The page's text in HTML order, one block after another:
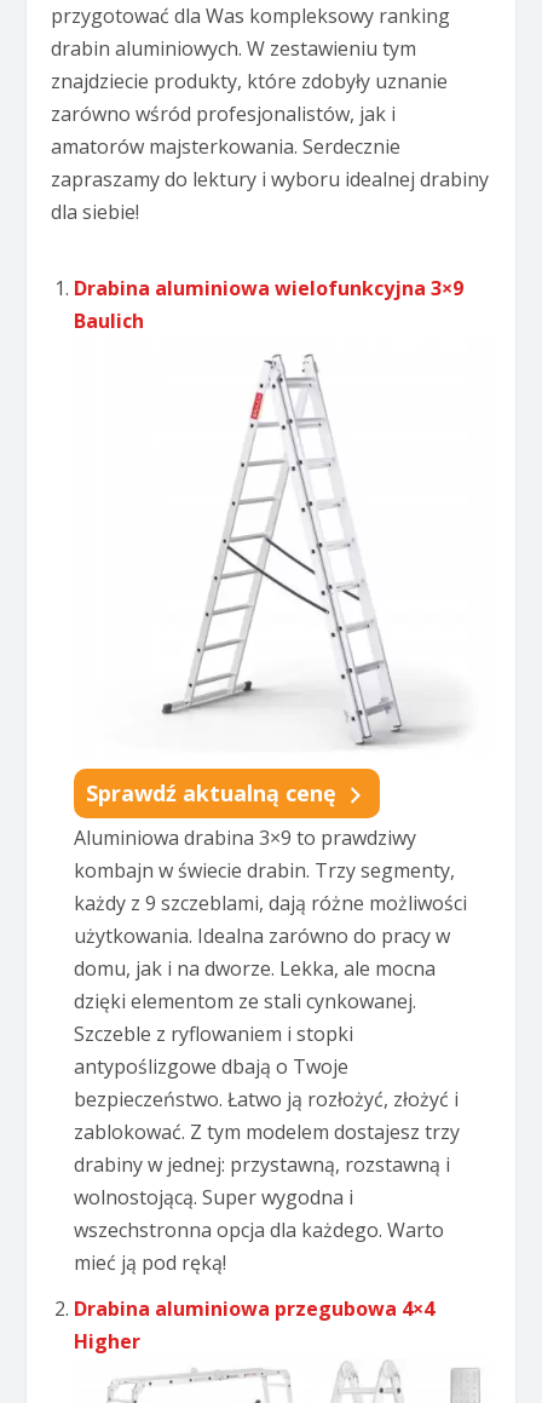
przygotować dla Was kompleksowy ranking
drabin aluminiowych. W zestawieniu tym
znajdziecie produkty, które zdobyły uznanie
zarówno wśród profesjonalistów, jak i
amatorów majsterkowania. Serdecznie
zapraszamy do lektury i wyboru idealnej drabiny
dla siebie!
Drabina aluminiowa wielofunkcyjna 3×9
Baulich
Sprawdź aktualną cenę
Aluminiowa drabina 3×9 to prawdziwy
kombajn w świecie drabin. Trzy segmenty,
każdy z 9 szczeblami, dają różne możliwości
użytkowania. Idealna zarówno do pracy w
domu, jak i na dworze. Lekka, ale mocna
dzięki elementom ze stali cynkowanej.
Szczeble z ryflowaniem i stopki
antypoślizgowe dbają o Twoje
bezpieczeństwo. Łatwo ją rozłożyć, złożyć i
zablokować. Z tym modelem dostajesz trzy
drabiny w jednej: przystawną, rozstawną i
wolnostojącą. Super wygodna i
wszechstronna opcja dla każdego. Warto
mieć ją pod ręką!
Drabina aluminiowa przegubowa 4×4
Higher